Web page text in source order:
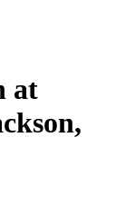
at